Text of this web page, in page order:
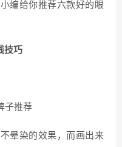
编给你推荐六款好的眼
技巧
晕染的效果，而画出来